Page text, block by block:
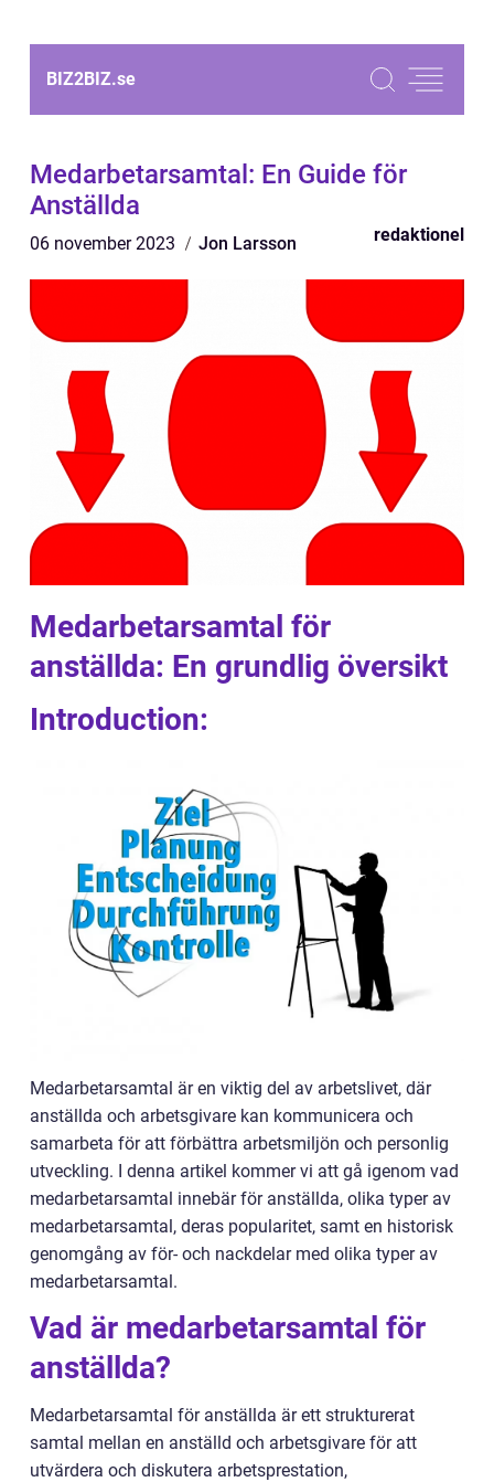
BIZ2BIZ.se
Medarbetarsamtal: En Guide för
Anställda
06 november 2023 Jon Larsson redaktionel
Medarbetarsamtal för
anställda: En grundlig översikt
Introduction:
Medarbetarsamtal är en viktig del av arbetslivet, där
anställda och arbetsgivare kan kommunicera och
samarbeta för att förbättra arbetsmiljön och personlig
utveckling. I denna artikel kommer vi att gå igenom vad
medarbetarsamtal innebär för anställda, olika typer av
medarbetarsamtal, deras popularitet, samt en historisk
genomgång av för- och nackdelar med olika typer av
medarbetarsamtal.
Vad är medarbetarsamtal för
anställda?
Medarbetarsamtal för anställda är ett strukturerat
samtal mellan en anställd och arbetsgivare för att
utvärdera och diskutera arbetsprestation,